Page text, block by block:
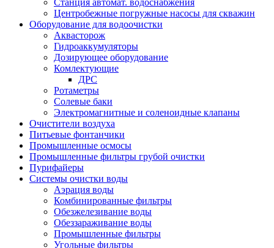
Станция автомат. водоснабжения
Центробежные погружные насосы для скважин
Оборудование для водоочистки
Аквасторож
Гидроаккумуляторы
Дозирующее оборудование
Комлектующие
ДРС
Ротаметры
Солевые баки
Электромагнитные и соленоидные клапаны
Очистители воздуха
Питьевые фонтанчики
Промышленные осмосы
Промышленные фильтры грубой очистки
Пурифайеры
Системы очистки воды
Аэрация воды
Комбинированные фильтры
Обезжелезивание воды
Обеззараживание воды
Промышленные фильтры
Угольные фильтры